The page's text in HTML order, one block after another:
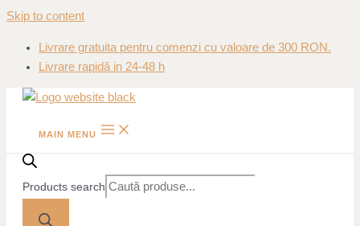
Skip to content
Livrare gratuita pentru comenzi cu valoare de 300 RON.
Livrare rapidă in 24-48 h
MAIN MENU
Products search